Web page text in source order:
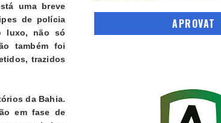
uma breve
de polícia
luxo, não só
também foi
trazidos
da Bahia.
em fase de
APROVAT